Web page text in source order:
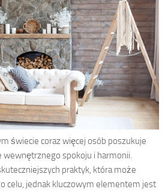
świecie coraz więcej osób poszukuje
wewnętrznego spokoju i harmonii.
praktyk, która może
celu, jednak kluczowym elementem jest